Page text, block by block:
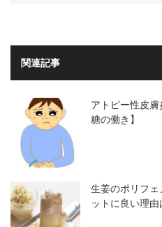
関連記事
アトピー性皮
糖の働き】
生姜のポリフ
ットに良い理由